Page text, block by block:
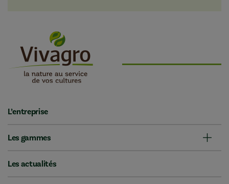
L’entreprise
Les gammes
Les actualités